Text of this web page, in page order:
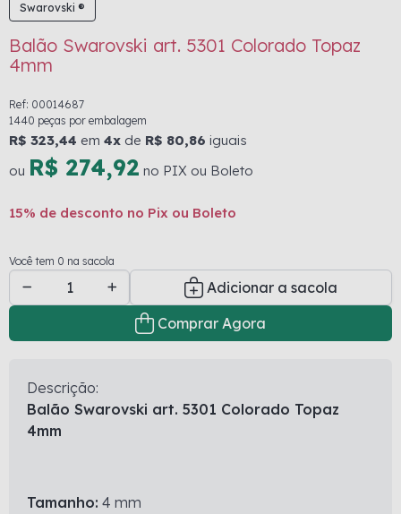
Swarovski ®
Balão Swarovski art. 5301 Colorado Topaz
4mm
Ref: 00014687
1440 peças por embalagem
R$ 323,44 em 4x de R$ 80,86 iguais
ou R$ 274,92 no PIX ou Boleto
15% de desconto no Pix ou Boleto
Você tem 0 na sacola
Adicionar a sacola
Comprar Agora
Descrição:
Balão Swarovski art. 5301 Colorado Topaz
4mm
Tamanho: 4 mm